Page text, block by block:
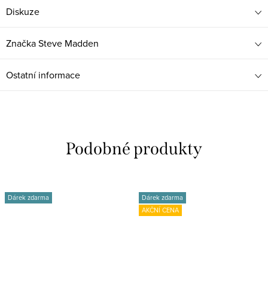
Diskuze
ZnačkaSteve Madden
Ostatní informace
Dárek zdarma
Dárek zdarma
AKČNÍ CENA